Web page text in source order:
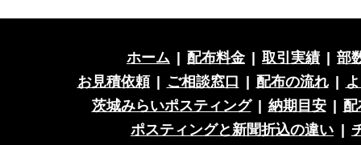
ホーム 配布料金 取引実績
部
お見積依頼
ご相談窓口 配布の流れ
茨城みらいポスティング
納期目安
ポスティングと新聞折込の違い